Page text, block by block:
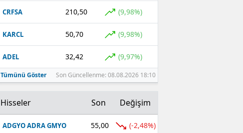
CRFSA 210,50 (9,98%)
KARCL 50,70 (9,98%)
ADEL 32,42 (9,97%)
Tümünü Göster Son Güncellenme: 08.08.2026 18:10
Hisseler Son Değişim
ADGYO ADRA GMYO 55,00 (-2,48%)